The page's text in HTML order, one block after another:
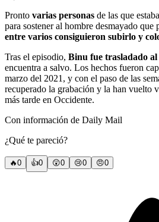
Pronto varias personas de las que
para sostener al hombre desmayado que
entre varios consiguieron subirlo y
Tras el episodio, Binu fue trasladado
encuentra a salvo. Los hechos fueron
marzo del 2021, y con el paso de las
recuperado la grabación y la han vuelto
más tarde en Occidente.
Con información de Daily Mail
¿Qué te pareció?
🔥0 👍0 😲0 😢0 😠0